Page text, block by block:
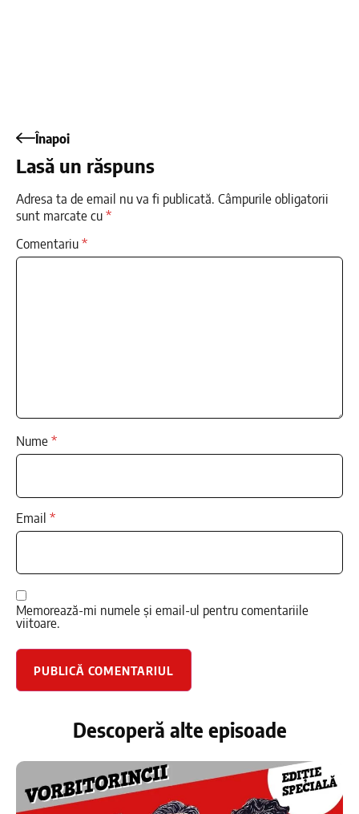
Înapoi
Lasă un răspuns
Adresa ta de email nu va fi publicată. Câmpurile obligatorii
sunt marcate cu*
Comentariu*
Nume*
Email *
Memorează-mi numele și email-ul pentru comentariile
viitoare.
Descoperă alte episoade